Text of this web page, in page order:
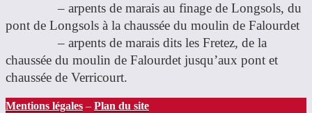
– arpents de marais au finage de Longsols, du
pont de Longsols à la chaussée du moulin de Falourdet
– arpents de marais dits les Fretez, de la
chaussée du moulin de Falourdet jusqu’aux pont et
chaussée de Verricourt.
Mentions légales – Plan du site